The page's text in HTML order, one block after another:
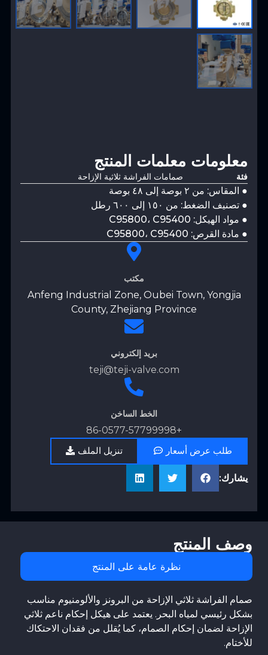
معلومات معلمات المنتج
فئة صمامات الفراشة ثلاثية الإزاحة
● المقاس: من ٢ بوصة إلى ٤٨ بوصة
● تصنيف الضغط: من ١٥٠ إلى ٦٠٠ رطل
● مواد الهيكل: C95800، C95400
● مادة القرص: C95800، C95400
مكتب
Anfeng Industrial Zone, Oubei Town, Yongjia
County, Zhejiang Province
بريد إلكتروني
teji@teji-valve.com
الخط الساخن
+86-0577-57799998
طلب عرض أسعار
تنزيل الملف
يشارك:
وصف المنتج
نظرة عامة على المنتج
صمام الفراشة ثلاثي الإزاحة من البرونز والألومنيوم مناسب
بشكل رئيسي لمياه البحر. يعتمد على هيكل إحكام ناعم ثلاثي
الإزاحة لضمان إحكام الصمام، كما يُقلل من فقدان الاحتكاك
للأختام.